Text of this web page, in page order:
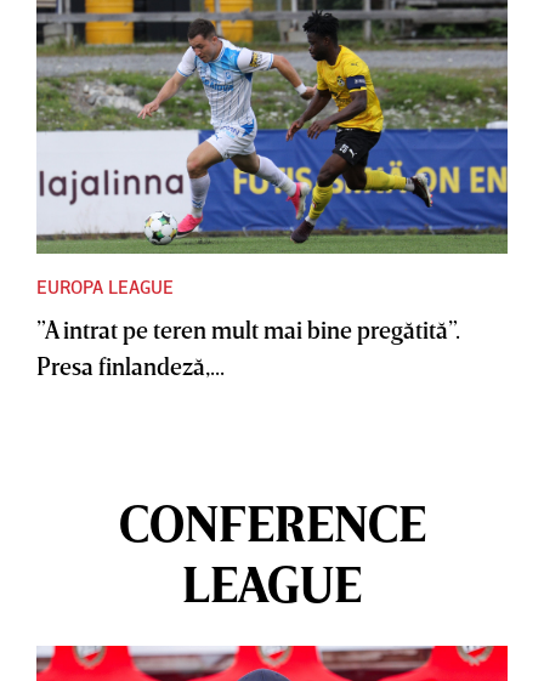
EUROPA LEAGUE
”A intrat pe teren mult mai bine pregătită”.
Presa finlandeză,...
CONFERENCE
LEAGUE